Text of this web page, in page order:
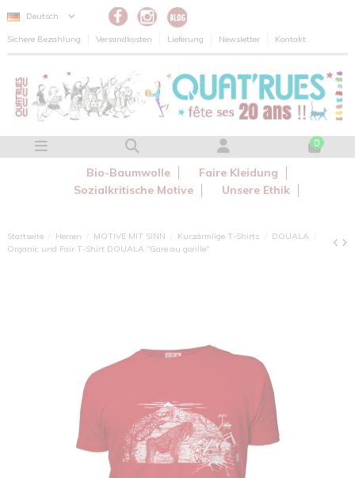
Deutsch
Sichere Bezahlung Versandkosten Lieferung Newsletter Kontakt
0
Bio-Baumwolle
Faire Kleidung
Sozialkritische Motive
Unsere Ethik
Startseite Herren MOTIVE MIT SINN Kurzärmlige T-Shirts
DOUALA
Organic und Fair T-Shirt DOUALA "Gare au gorille"